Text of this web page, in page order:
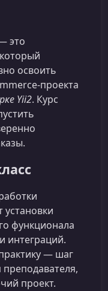
это
освоить
Yii2. Курс
установки
функционала
интеграций.
— шаг
проект.